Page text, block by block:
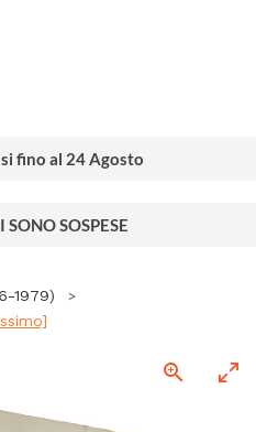
fino al 24 Agosto
SOSPESE
1979)